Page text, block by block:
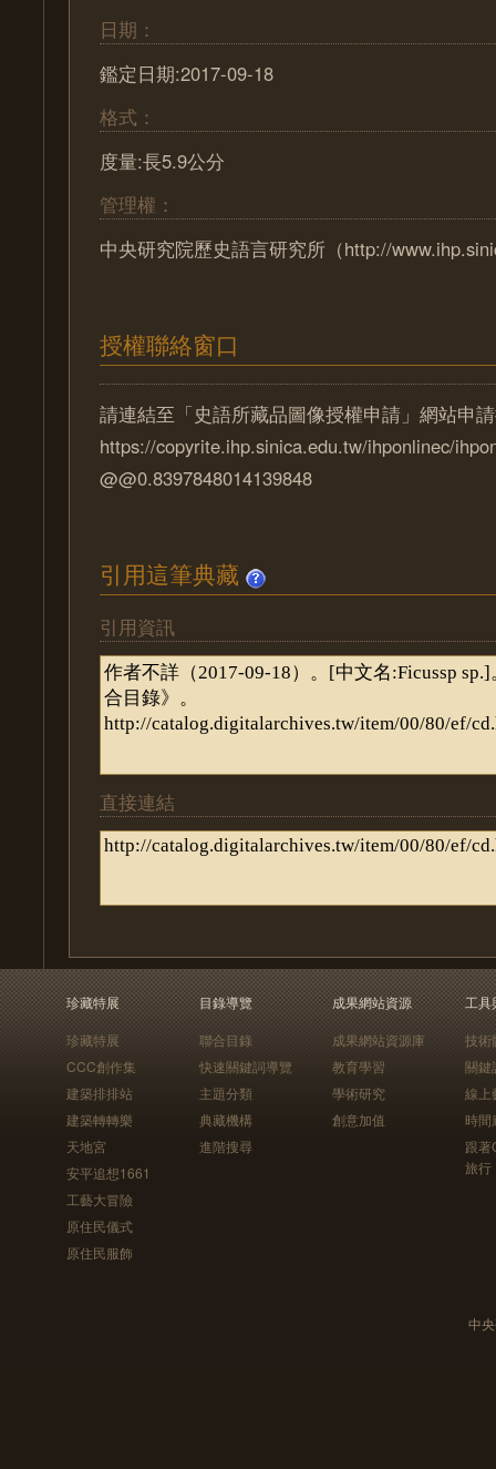
日期：
鑑定日期:2017-09-18
格式：
度量:長5.9公分
管理權：
中央研究院歷史語言研究所（http://
授權聯絡窗口
請連結至「史語所藏品圖像授權申請」網站申
https://copyrite.ihp.sinica.edu.tw/ihponlinec/
@@0.8397848014139848
引用這筆典藏
引用資訊
直接連結
珍藏特展
珍藏特展
CCC創作集
建築排排站
建築轉轉樂
天地宮
安平追想1661
工藝大冒險
原住民儀式
原住民服飾
目錄導覽
聯合目錄
快速關鍵詞導覽
主題分類
典藏機構
進階搜尋
成果網站資源
成果網站資源庫
教育學習
學術研究
創意加值
工具
技術
關鍵
線上
時間
跟
旅行
中